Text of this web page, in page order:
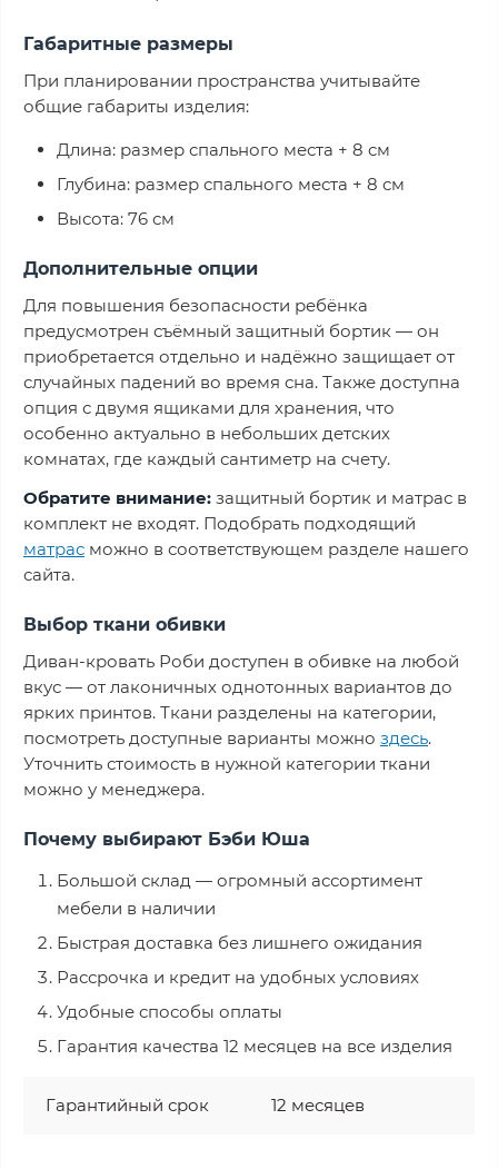
Габаритные размеры
При планировании пространства учитывайте
общие габариты изделия:
Длина: размер спального места + 8 см
Глубина: размер спального места + 8 см
Высота: 76 см
Дополнительные опции
Для повышения безопасности ребёнка
предусмотрен съёмный защитный бортик — он
приобретается отдельно и надёжно защищает от
случайных падений во время сна. Также доступна
опция с двумя ящиками для хранения, что
особенно актуально в небольших детских
комнатах, где каждый сантиметр на счету.
Обратите внимание: защитный бортик и матрас в
комплект не входят. Подобрать подходящий
матрас можно в соответствующем разделе нашего
сайта.
Выбор ткани обивки
Диван-кровать Роби доступен в обивке на любой
вкус — от лаконичных однотонных вариантов до
ярких принтов. Ткани разделены на категории,
посмотреть доступные варианты можно здесь.
Уточнить стоимость в нужной категории ткани
можно у менеджера.
Почему выбирают Бэби Юша
Большой склад — огромный ассортимент
мебели в наличии
Быстрая доставка без лишнего ожидания
Рассрочка и кредит на удобных условиях
Удобные способы оплаты
Гарантия качества 12 месяцев на все изделия
Гарантийный срок 12 месяцев